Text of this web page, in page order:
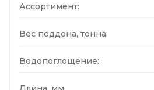
Ассортимент:
Вес поддона, тонна:
Водопоглощение: